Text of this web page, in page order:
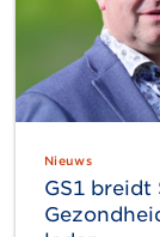
Nieuws
GS1